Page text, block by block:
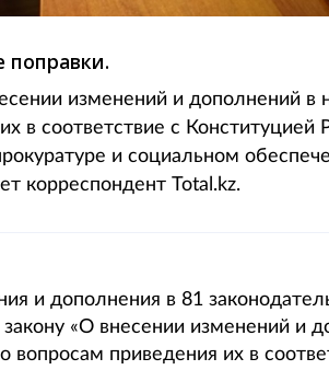
поправки.
изменений и дополнений в
в соответствие с Конституцией
и социальном
корреспондент Total.kz.
и дополнения в 81
«О внесении изменений и
вопросам приведения их в